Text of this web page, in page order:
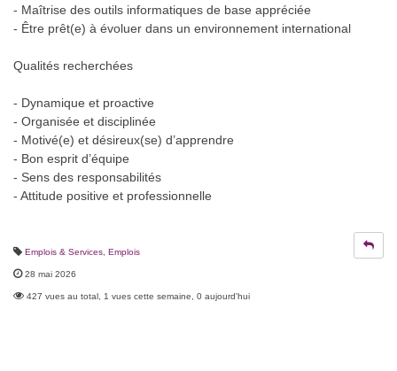
- Maîtrise des outils informatiques de base appréciée
- Être prêt(e) à évoluer dans un environnement international
Qualités recherchées
- Dynamique et proactive
- Organisée et disciplinée
- Motivé(e) et désireux(se) d’apprendre
- Bon esprit d’équipe
- Sens des responsabilités
- Attitude positive et professionnelle
Emplois & Services Emplois
28 mai 2026
427 vues au total, 1 vues cette semaine, 0 aujourd'hui